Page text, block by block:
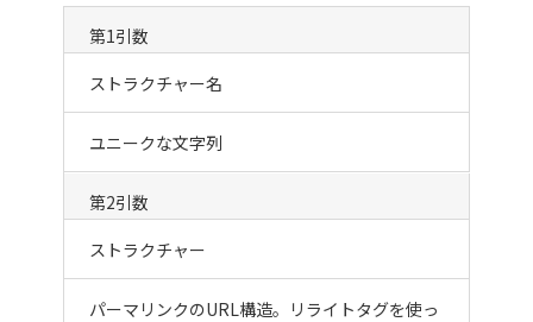
第1引数
ストラクチャー名
ユニークな文字列
第2引数
ストラクチャー
パーマリンクのURL構造。リライトタグを使っ